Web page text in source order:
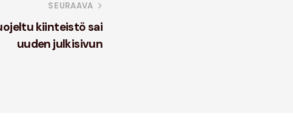
SEURAAVA
kiinteistö sai
uuden julkisivun